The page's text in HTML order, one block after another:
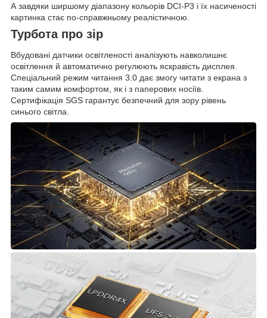
А завдяки ширшому діапазону кольорів DCI-P3 і їх насиченості
картинка стає по-справжньому реалістичною.
Турбота про зір
Вбудовані датчики освітленості аналізують навколишнє
освітлення й автоматично регулюють яскравість дисплея.
Спеціальний режим читання 3.0 дає змогу читати з екрана з
таким самим комфортом, як і з паперових носіїв.
Сертифікація SGS гарантує безпечний для зору рівень
синього світла.